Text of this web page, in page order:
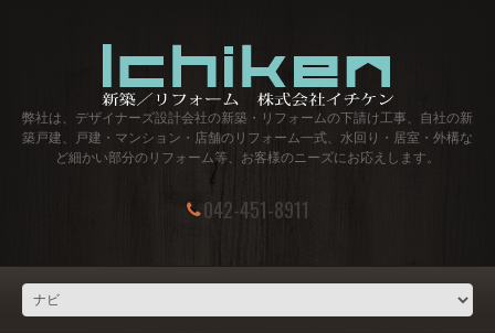
弊社は、デザイナーズ設計会社の新築・リフォームの下請け工事、自社の新
築戸建、戸建・マンション・店舗のリフォーム一式、水回り・居室・外構な
ど細かい部分のリフォーム等、お客様のニーズにお応えします。
042-451-8911